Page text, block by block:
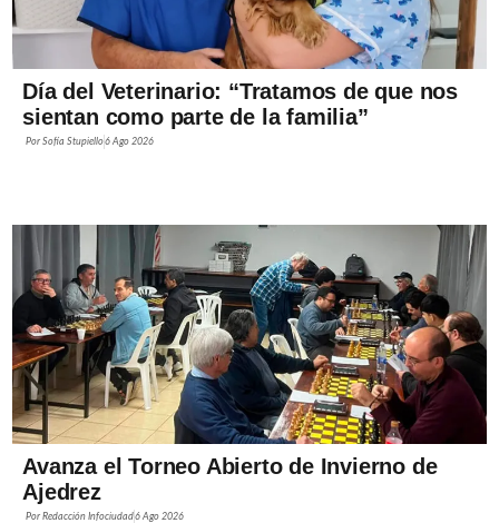
Día del Veterinario: “Tratamos de que nos
sientan como parte de la familia”
PorSofía Stupiello6 Ago 2026
Avanza el Torneo Abierto de Invierno de
Ajedrez
PorRedacción Infociudad6 Ago 2026